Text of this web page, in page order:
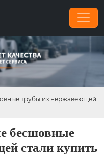
трубы из нержавеющей
бесшовные
стали купить